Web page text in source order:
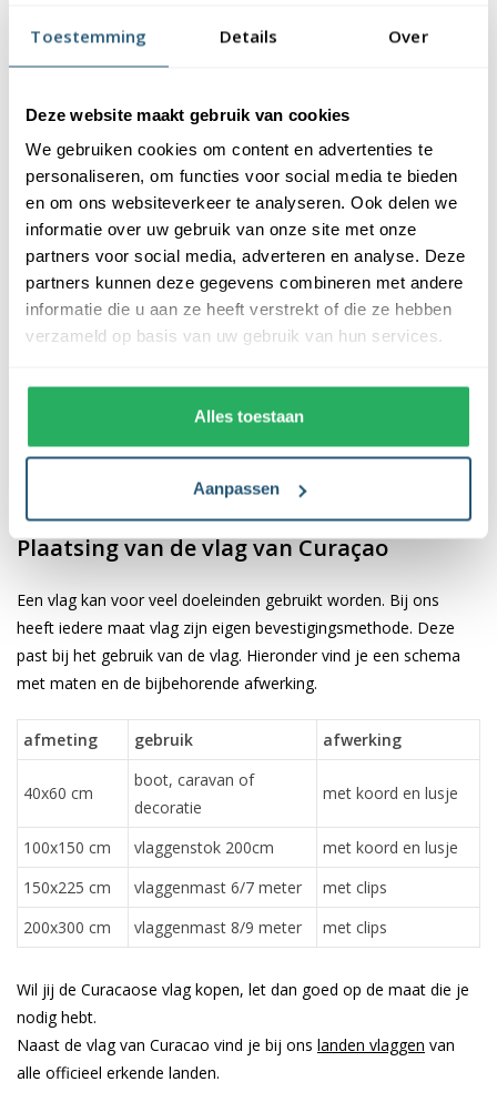
Toestemming Details Over
Deze website maakt gebruik van cookies
We gebruiken cookies om content en advertenties te
personaliseren, om functies voor social media te bieden
en om ons websiteverkeer te analyseren. Ook delen we
informatie over uw gebruik van onze site met onze
partners voor social media, adverteren en analyse. Deze
partners kunnen deze gegevens combineren met andere
informatie die u aan ze heeft verstrekt of die ze hebben
verzameld op basis van uw gebruik van hun services.
Alles toestaan
Aanpassen
afwerking, is uw-werend en kan gewassen worden op maximaal
40 graden. De vlag heeft een gemiddelde levensduur van 3 tot 6
de locatie en weersomstandigheden.
Voordelen van de Curaçaose vlag kopen bij
Vlaggen Unie
De Curaçaose vlag wordt standaard uit eigen voorraad geleverd,
wat zorgt voor een snelle levering. Ook zijn onze vlaggen
voorzien van een hoogwaardige afwerking. Ze zijn voorzien van
een sterke zoom die vastgezet is met een dubbele stiknaad. Bij
✓ snelle levering uit eigen voorraad
✓ altijd de laagste prijs garantie
✓ scherpe bedrukking en heldere kleuren
Plaatsing van de vlag van Curaçao
Een vlag kan voor veel doeleinden gebruikt worden. Bij ons
heeft iedere maat vlag zijn eigen bevestigingsmethode. Deze
past bij het gebruik van de vlag. Hieronder vind je een schema
met maten en de bijbehorende afwerking.
afmeting gebruik afwerking
40x60 cm
boot, caravan of
decoratie
met koord en lusje
100x150 cm vlaggenstok 200cm
met koord en lusje
150x225 cm
vlaggenmast 6/7 meter
met clips
200x300 cm
vlaggenmast 8/9 meter met clips
Wil jij de Curacaose vlag kopen, let dan goed op de maat die je
nodig hebt.
Naast de vlag van Curacao vind je bij ons landen vlaggen van
alle officieel erkende landen.